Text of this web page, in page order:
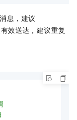
消息，建议
效送达，建议重复